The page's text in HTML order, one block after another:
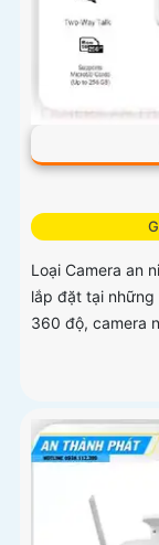
Loại Camera an
lắp đặt tại những
360 độ, camera